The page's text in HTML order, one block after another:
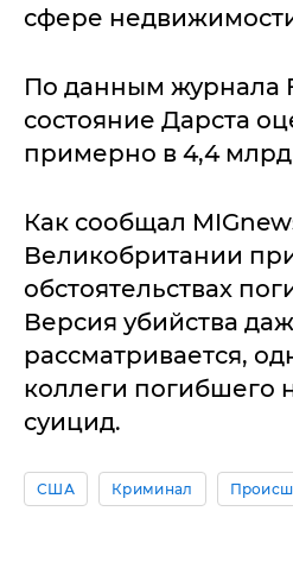
сфере
По данным журнала
состояние Дарста
примерно в 4,4
Как сообщал
Великобритании
обстоятельствах
Версия убийства
рассматривается,
коллеги погибшего
суицид.
США Криминал